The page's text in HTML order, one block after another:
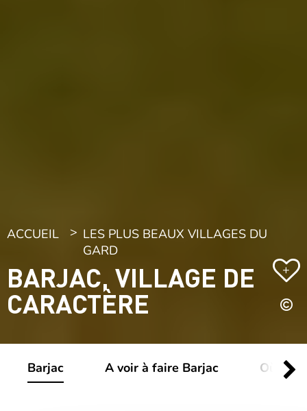
ACCUEIL
LES PLUS BEAUX VILLAGES DU
GARD
BARJAC, VILLAGE DE
CARACTÈRE
+
Barjac A voir à faire Barjac Où